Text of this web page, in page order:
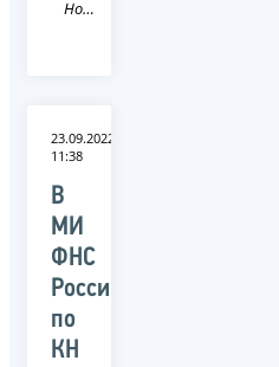
Новость
23.09.2022
11:38
В
МИ
ФНС
России
по
КН